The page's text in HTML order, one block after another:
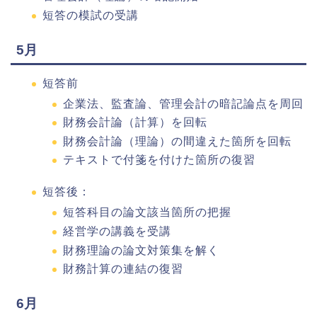
短答の模試の受講
5月
短答前
企業法、監査論、管理会計の暗記論点を周回
財務会計論（計算）を回転
財務会計論（理論）の間違えた箇所を回転
テキストで付箋を付けた箇所の復習
短答後：
短答科目の論文該当箇所の把握
経営学の講義を受講
財務理論の論文対策集を解く
財務計算の連結の復習
6月